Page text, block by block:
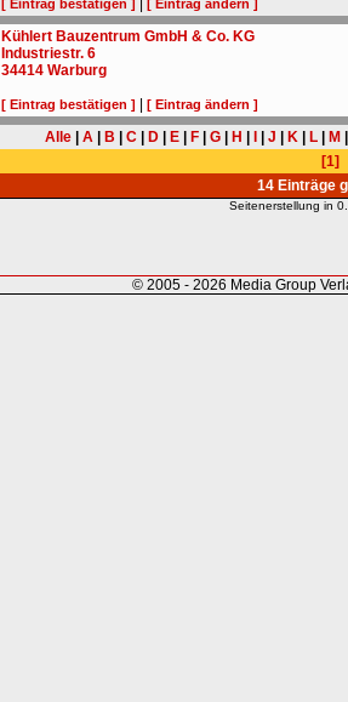
[ Eintrag bestätigen ] |[ Eintrag ändern ]
Kühlert Bauzentrum GmbH & Co. KG
Industriestr. 6
34414 Warburg
[ Eintrag bestätigen ] |[ Eintrag ändern ]
Alle A B C D E F G H J K L M
[1]
14 Einträge
Seitenerstellung in
© 2005 - 2026 Media Group